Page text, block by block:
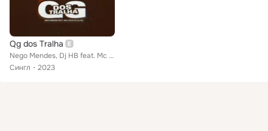
Qg dos Tralha
Nego Mendes, Dj HB feat. Mc Cs, MC JHS
Сингл
2023